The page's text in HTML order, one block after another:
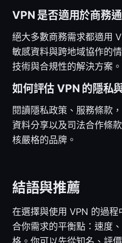
VPN 是否適用於商務
絕大多數商務需求都適用
敏感資料與跨地域協作的
技術與合規性的解決方案。
如何評估 VPN 的隱私
閱讀隱私政策、服務條款
資料分享以及司法合作條
核嚴格的品牌。
結語與推薦
在選擇與使用 VPN 的過
合你需求的平衡點：速度